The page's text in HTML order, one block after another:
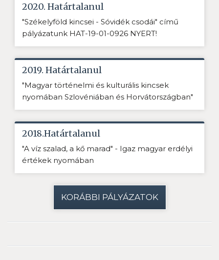
2020. Határtalanul
"Székelyföld kincsei - Sóvidék csodái" című
pályázatunk HAT-19-01-0926 NYERT!
2019. Határtalanul
"Magyar történelmi és kulturális kincsek
nyomában Szlovéniában és Horvátországban"
2018.Határtalanul
"A víz szalad, a kő marad" - Igaz magyar erdélyi
értékek nyomában
KORÁBBI PÁLYÁZATOK